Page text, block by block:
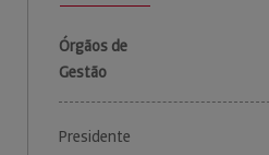
Órgãos de
Gestão
Presidente